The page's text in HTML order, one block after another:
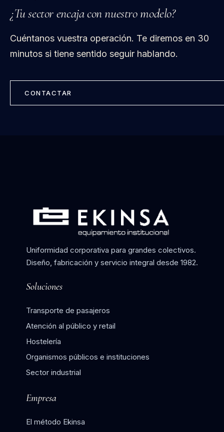
¿Tu sector encaja con nuestro modelo?
Cuéntanos vuestra operación. Te diremos en 30
minutos si tiene sentido seguir hablando.
CONTACTAR
Uniformidad corporativa para grandes colectivos.
Diseño, fabricación y servicio integral desde 1982.
Soluciones
Transporte de pasajeros
Atención al público y retail
Hostelería
Organismos públicos e instituciones
Sector industrial
Empresa
El método Ekinsa